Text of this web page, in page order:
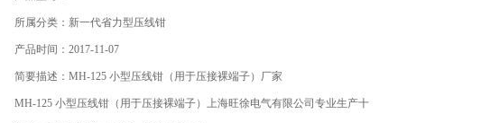
所属分类：新一代省力型压线钳
产品时间：2017-11-07
简要描述：MH-125 小型压线钳（用于压接裸端子）厂家
MH-125 小型压线钳（用于压接裸端子）上海旺徐电气有限公司专业生产十